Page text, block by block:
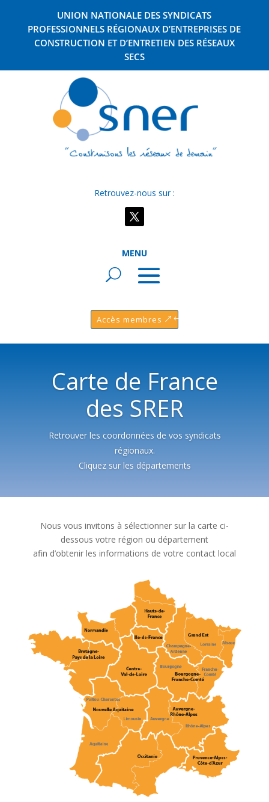
UNION NATIONALE DES SYNDICATS
PROFESSIONNELS RÉGIONAUX D’ENTREPRISES DE
CONSTRUCTION ET D’ENTRETIEN DES RÉSEAUX
SECS
Retrouvez-nous sur :
MENU
Accès membres
Carte de France
des SRER
Retrouver les coordonnées de vos syndicats
régionaux.
Cliquez sur les départements
Nous vous invitons à sélectionner sur la carte ci-
dessous votre région ou département
afin d’obtenir les informations de votre contact local